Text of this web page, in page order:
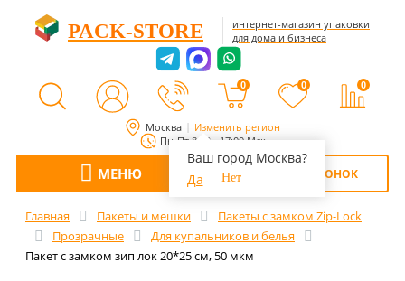
Москва Изменить регион
Ваш город Москва?
Да
Нет
Пн-Пт 8:00 - 17:00 Мск
PACK-STORE
интернет-магазин упаковки
для дома и бизнеса
0 0 0
МЕНЮ ОБРАТНЫЙ ЗВОНОК
Главная Пакеты и мешки
Пакеты с замком Zip-Lock
Прозрачные
Для купальников и белья
Пакет с замком зип лок 20*25 см, 50 мкм